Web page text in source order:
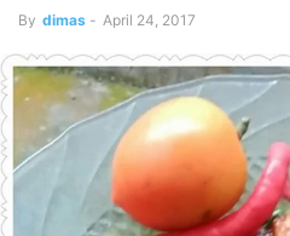
By dimas - April 24, 2017